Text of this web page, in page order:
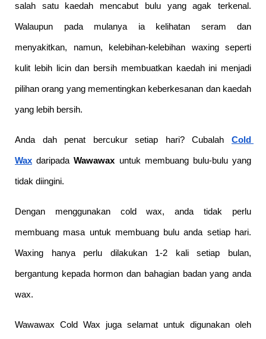
salah satu kaedah mencabut bulu yang agak terkenal.
Walaupun pada mulanya ia kelihatan seram dan
menyakitkan, namun, kelebihan-kelebihan waxing seperti
kulit lebih licin dan bersih membuatkan kaedah ini menjadi
pilihan orang yang mementingkan keberkesanan dan kaedah
yang lebih bersih.
Anda dah penat bercukur setiap hari? Cubalah Cold
Wax daripada Wawawax untuk membuang bulu-bulu yang
tidak diingini.
Dengan menggunakan cold wax, anda tidak perlu
membuang masa untuk membuang bulu anda setiap hari.
Waxing hanya perlu dilakukan 1-2 kali setiap bulan,
bergantung kepada hormon dan bahagian badan yang anda
wax.
Wawawax Cold Wax juga selamat untuk digunakan oleh